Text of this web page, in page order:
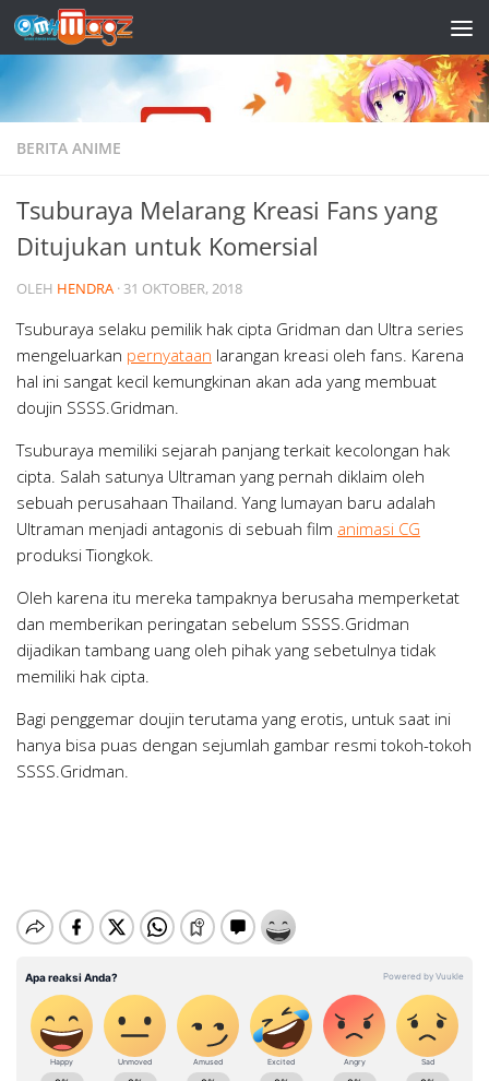
Skip to content
BERITA ANIME
Tsuburaya Melarang Kreasi Fans yang
Ditujukan untuk Komersial
OLEH HENDRA · 31 OKTOBER, 2018
Tsuburaya selaku pemilik hak cipta Gridman dan Ultra series
mengeluarkan pernyataan larangan kreasi oleh fans. Karena
hal ini sangat kecil kemungkinan akan ada yang membuat
doujin SSSS.Gridman.
Tsuburaya memiliki sejarah panjang terkait kecolongan hak
cipta. Salah satunya Ultraman yang pernah diklaim oleh
sebuah perusahaan Thailand. Yang lumayan baru adalah
Ultraman menjadi antagonis di sebuah film animasi CG
produksi Tiongkok.
Oleh karena itu mereka tampaknya berusaha memperketat
dan memberikan peringatan sebelum SSSS.Gridman
dijadikan tambang uang oleh pihak yang sebetulnya tidak
memiliki hak cipta.
Bagi penggemar doujin terutama yang erotis, untuk saat ini
hanya bisa puas dengan sejumlah gambar resmi tokoh-tokoh
SSSS.Gridman.